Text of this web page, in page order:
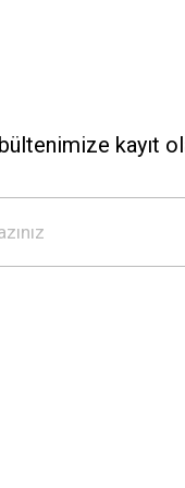
kayıt